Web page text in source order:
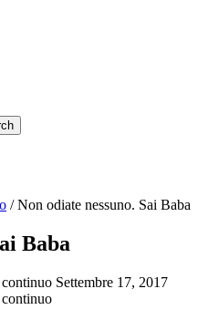
/Non odiate nessuno. Sai Baba
Baba
Settembre 17, 2017